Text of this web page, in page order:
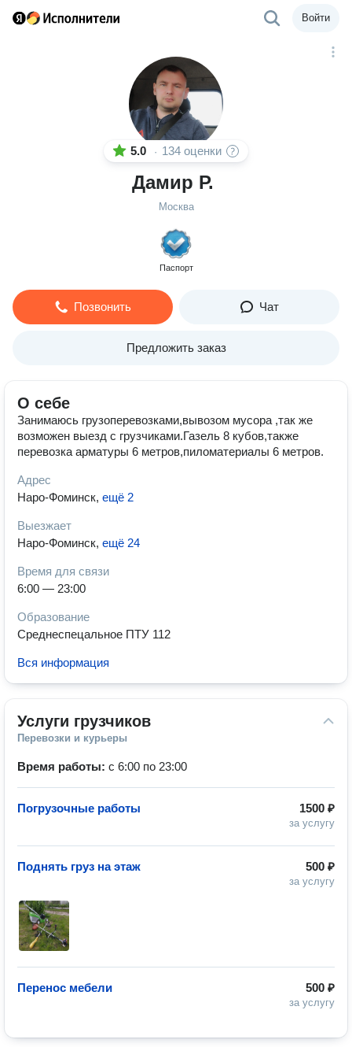
Войти
5.0 · 134 оценки
Дамир Р.
Москва
Паспорт
Позвонить Чат
Предложить заказ
О себе
Занимаюсь грузоперевозками,вывозом мусора ,так же
возможен выезд с грузчиками.Газель 8 кубов,также
перевозка арматуры 6 метров,пиломатериалы 6 метров.
Адрес
Наро-Фоминск, ещё 2
Выезжает
Наро-Фоминск, ещё 24
Время для связи
6:00 — 23:00
Образование
Среднеспецальное ПТУ 112
Вся информация
Услуги грузчиков
Перевозки и курьеры
Время работы: с 6:00 по 23:00
1500 ₽
за услугу
Погрузочные работы
500 ₽
за услугу
Поднять груз на этаж
500 ₽
за услугу
Перенос мебели